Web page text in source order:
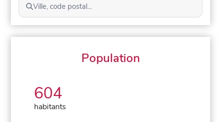
Ville, code postal...
Population
604
habitants